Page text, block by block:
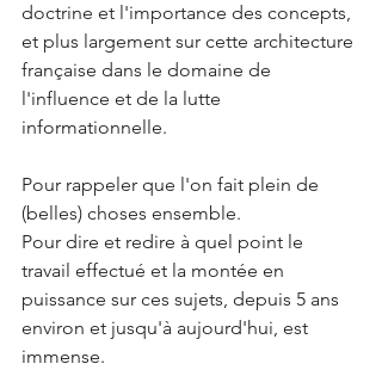
doctrine et l'importance des concepts,
et plus largement sur cette architecture
française dans le domaine de
l'influence et de la lutte
informationnelle.
Pour rappeler que l'on fait plein de
(belles) choses ensemble.
Pour dire et redire à quel point le
travail effectué et la montée en
puissance sur ces sujets, depuis 5 ans
environ et jusqu'à aujourd'hui, est
immense.